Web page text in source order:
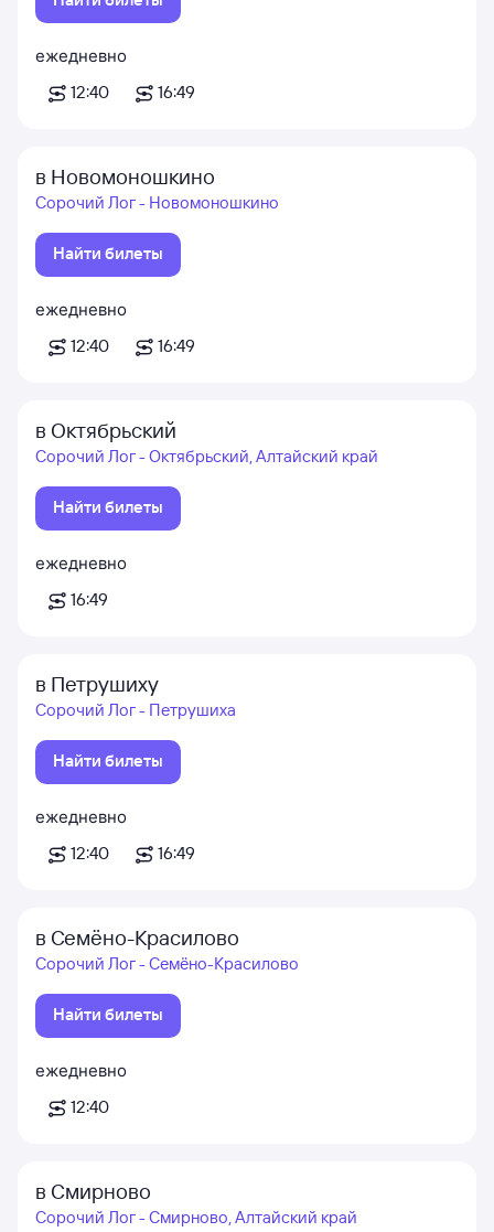
ежедневно
12:40
16:49
в Новомоношкино
Сорочий Лог - Новомоношкино
Найти билеты
ежедневно
12:40
16:49
в Октябрьский
Сорочий Лог - Октябрьский, Алтайский край
Найти билеты
ежедневно
16:49
в Петрушиху
Сорочий Лог - Петрушиха
Найти билеты
ежедневно
12:40
16:49
в Семёно-Красилово
Сорочий Лог - Семёно-Красилово
Найти билеты
ежедневно
12:40
в Смирново
Сорочий Лог - Смирново, Алтайский край